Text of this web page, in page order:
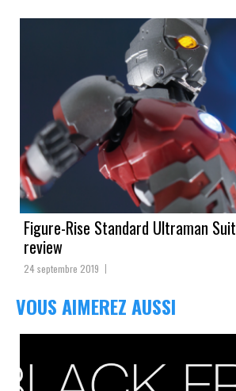
Figure-Rise Standard Ultraman
review
24 septembre 2019
VOUS AIMEREZ AUSSI